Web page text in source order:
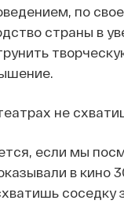
, по
страны в
не
если мы
в кино
соседку